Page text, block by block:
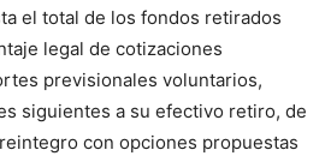
el total de los fondos retirados
legal de cotizaciones
previsionales voluntarios,
siguientes a su efectivo retiro, de
con opciones propuestas